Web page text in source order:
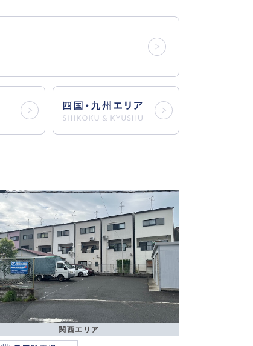
関西エリア